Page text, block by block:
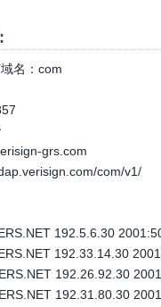
名： com
grs.com
com/v1/
192.5.6.30
192.33.14.30
192.26.92.30
192.31.80.30